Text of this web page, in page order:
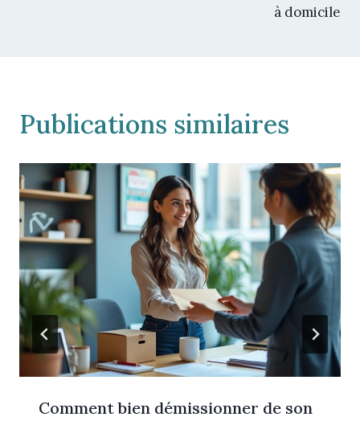
à domicile
Publications similaires
Comment bien démissionner de son